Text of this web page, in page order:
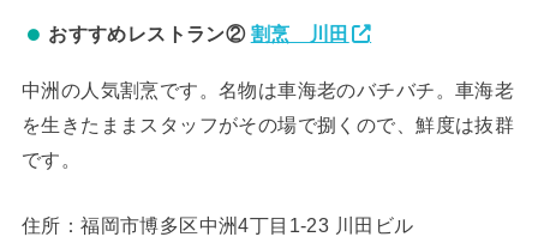
おすすめレストラン② 割烹 川田
中洲の人気割烹です。名物は車海老のバチバチ。車海老
を生きたままスタッフがその場で捌くので、鮮度は抜群
です。
住所：福岡市博多区中洲4丁目1-23 川田ビル